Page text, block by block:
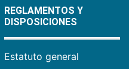
REGLAMENTOS Y
DISPOSICIONES
Estatuto general